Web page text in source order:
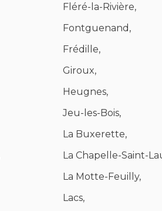
Fléré-la-Rivière,
Fontguenand,
Frédille,
Giroux,
Heugnes,
Jeu-les-Bois,
La Buxerette,
La Chapelle-Saint-
La Motte-Feuilly,
Lacs,